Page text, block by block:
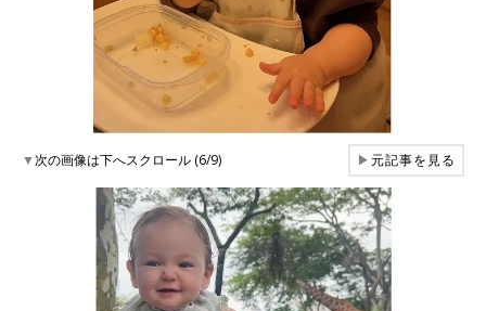
▼次の画像は下へスクロール (6/9) ▶元記事を見る